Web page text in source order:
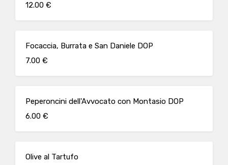
12.00 €
Focaccia, Burrata e San Daniele DOP
7.00 €
Peperoncini dell'Avvocato con Montasio DOP
6.00 €
Olive al Tartufo